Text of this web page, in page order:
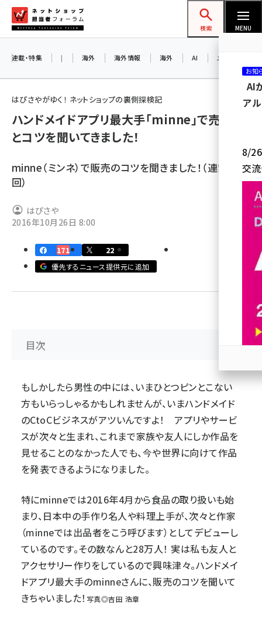
ン
ネットショップ担当者フォーラム
検索 MENU
amazon (2259)
楽天 (1874)
アスクル (1122)
ビィ・フォアード (778)
連載・特集 | 海外 海外情報 海外 AI メタバース
はぴさやがゆく！ ネットショップの裏側探検記
ハンドメイドアプリ最大手「minne」で売り方
とコツを聞いてきました！
minne（ミンネ）で販売のコツを聞きました！（連載第17
回）
はぴさや
2016年10月26日 8:00
171
22
優先するニュース提供元に追加
目次
もしかしたら男性の中には、いまひとつピンとこない
方もいらっしゃるかもしれませんが、いまハンドメイド
のCtoCビジネスがアツいんですよ！ アプリやサービ
スが次々と生まれ、これまで家族や友人にしか作品を
見せることのなかった人でも、今や世界に向けて作品
を発表できるようになりました。
特にminneでは2016年4月から食品の取り扱いも始
まり、日本中の手作り名人や料理上手が、次々と作家
（minneでは出品者をこう呼びます）としてデビューし
ているのです。その数なんと28万人！ 実は私も友人と
アクセサリー作りをしているので興味津々。ハンドメイ
ドアプリ最大手のminneさんに、販売のコツを聞いて
きちゃいました！ 写真◎吉田 浩章
お知
AI
ア
8/26
交
参